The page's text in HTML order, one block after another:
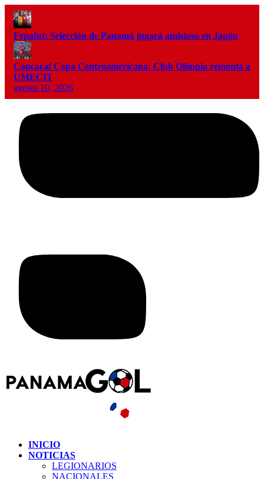
Fepafut: Selección de Panamá jugará amistoso en Japón
Concacaf Copa Centroamericana: Club Olimpia remonta a
UMECIT
agosto 10, 2026
INICIO
NOTICIAS
LEGIONARIOS
NACIONALES